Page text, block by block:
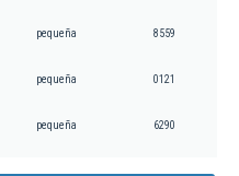
pequeña 8559
pequeña 0121
pequeña 6290